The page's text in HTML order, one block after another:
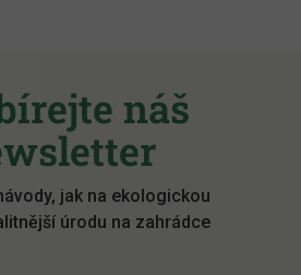
náš
jak na ekologickou
úrodu na zahrádce